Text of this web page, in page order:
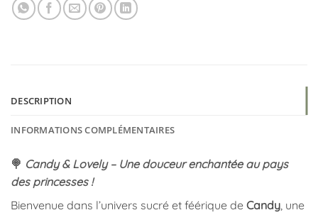
DESCRIPTION
INFORMATIONS COMPLÉMENTAIRES
🍭 Candy & Lovely – Une douceur enchantée au pays
des princesses !
Bienvenue dans l’univers sucré et féérique de Candy, une